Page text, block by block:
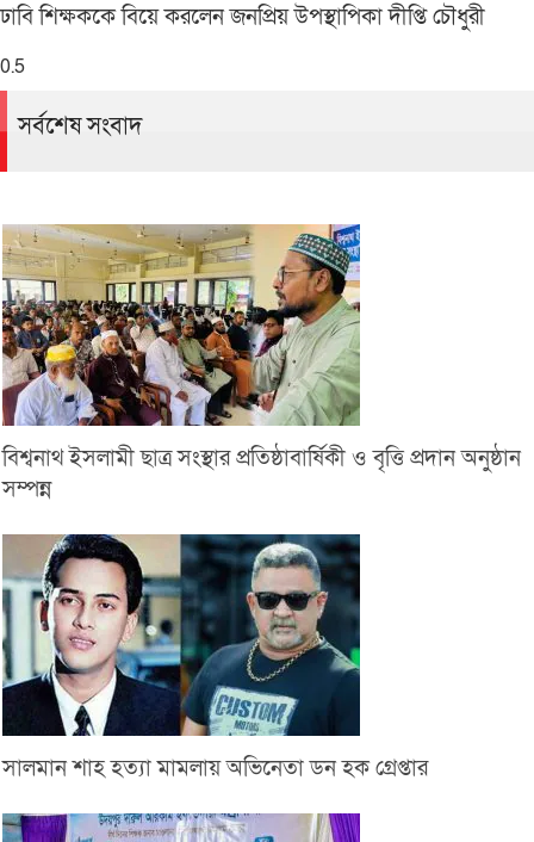
ঢাবি শিক্ষককে বিয়ে করলেন জনপ্রিয় উপস্থাপিকা দীপ্তি চৌধুরী
সর্বশেষ সংবাদ
বিশ্বনাথ ইসলামী ছাত্র সংস্থার প্রতিষ্ঠাবার্ষিকী ও বৃত্তি প্রদান অনুষ্ঠান
সম্পন্ন
সালমান শাহ হত্যা মামলায় অভিনেতা ডন হক গ্রেপ্তার